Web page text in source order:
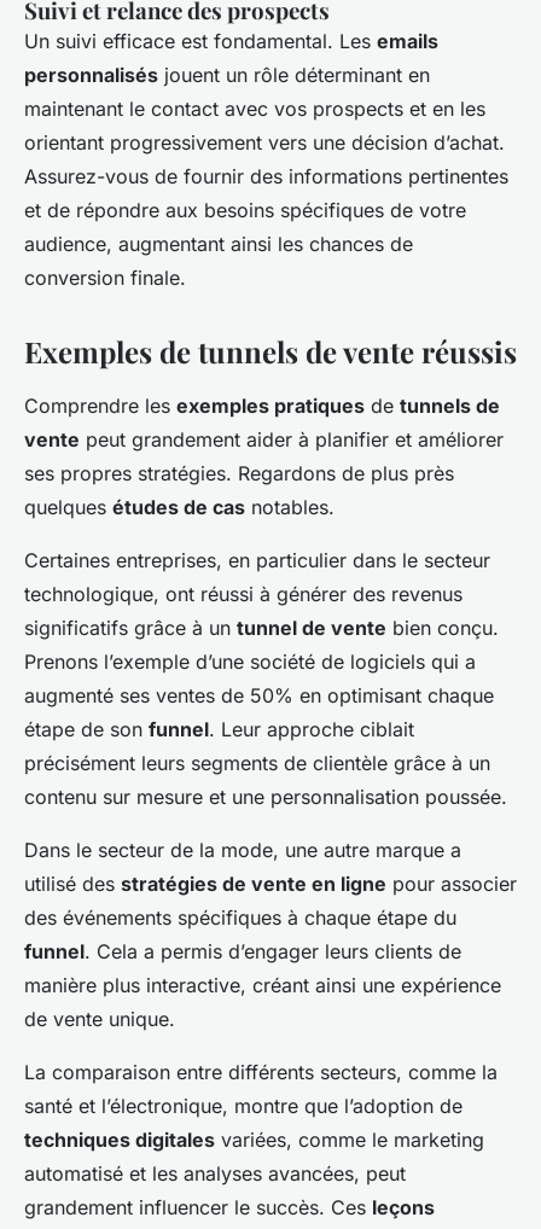
Suivi et relance des prospects
Un suivi efficace est fondamental. Les emails
personnalisés jouent un rôle déterminant en
maintenant le contact avec vos prospects et en les
orientant progressivement vers une décision d’achat.
Assurez-vous de fournir des informations pertinentes
et de répondre aux besoins spécifiques de votre
audience, augmentant ainsi les chances de
conversion finale.
Exemples de tunnels de vente réussis
Comprendre les exemples pratiques de tunnels de
vente peut grandement aider à planifier et améliorer
ses propres stratégies. Regardons de plus près
quelques études de cas notables.
Certaines entreprises, en particulier dans le secteur
technologique, ont réussi à générer des revenus
significatifs grâce à un tunnel de vente bien conçu.
Prenons l’exemple d’une société de logiciels qui a
augmenté ses ventes de 50% en optimisant chaque
étape de son funnel. Leur approche ciblait
précisément leurs segments de clientèle grâce à un
contenu sur mesure et une personnalisation poussée.
Dans le secteur de la mode, une autre marque a
utilisé des stratégies de vente en ligne pour associer
des événements spécifiques à chaque étape du
funnel. Cela a permis d’engager leurs clients de
manière plus interactive, créant ainsi une expérience
de vente unique.
La comparaison entre différents secteurs, comme la
santé et l’électronique, montre que l’adoption de
techniques digitales variées, comme le marketing
automatisé et les analyses avancées, peut
grandement influencer le succès. Ces leçons